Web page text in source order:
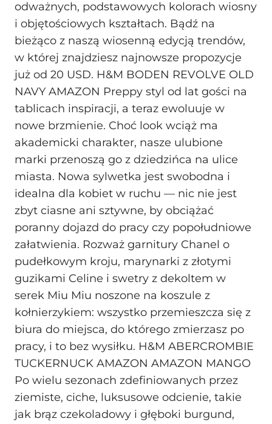
odważnych, podstawowych kolorach wiosny
i objętościowych kształtach. Bądź na
bieżąco z naszą wiosenną edycją trendów,
w której znajdziesz najnowsze propozycje
już od 20 USD. H&M BODEN REVOLVE OLD
NAVY AMAZON Preppy styl od lat gości na
tablicach inspiracji, a teraz ewoluuje w
nowe brzmienie. Choć look wciąż ma
akademicki charakter, nasze ulubione
marki przenoszą go z dziedzińca na ulice
miasta. Nowa sylwetka jest swobodna i
idealna dla kobiet w ruchu — nic nie jest
zbyt ciasne ani sztywne, by obciążać
poranny dojazd do pracy czy popołudniowe
załatwienia. Rozważ garnitury Chanel o
pudełkowym kroju, marynarki z złotymi
guzikami Celine i swetry z dekoltem w
serek Miu Miu noszone na koszule z
kołnierzykiem: wszystko przemieszcza się z
biura do miejsca, do którego zmierzasz po
pracy, i to bez wysiłku. H&M ABERCROMBIE
TUCKERNUCK AMAZON AMAZON MANGO
Po wielu sezonach zdefiniowanych przez
ziemiste, ciche, luksusowe odcienie, takie
jak brąz czekoladowy i głęboki burgund,